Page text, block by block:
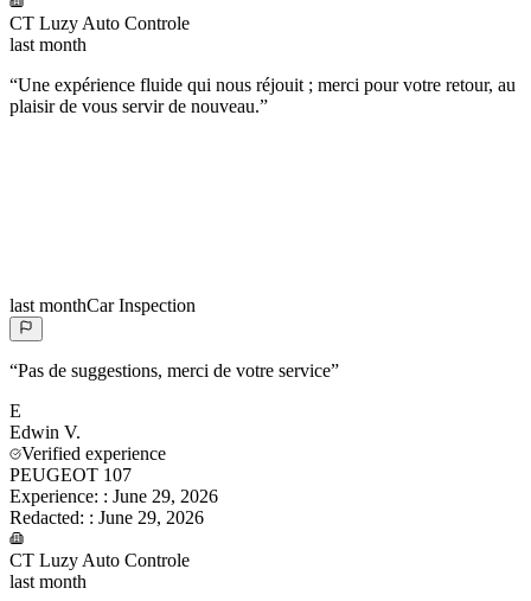
CT Luzy Auto Controle
last month
“Une expérience fluide qui nous réjouit ; merci pour votre retour, au
plaisir de vous servir de nouveau.”
last monthCar Inspection
“Pas de suggestions, merci de votre service”
E
Edwin V.
Verified experience
PEUGEOT 107
Experience: : June 29, 2026
Redacted: : June 29, 2026
CT Luzy Auto Controle
last month